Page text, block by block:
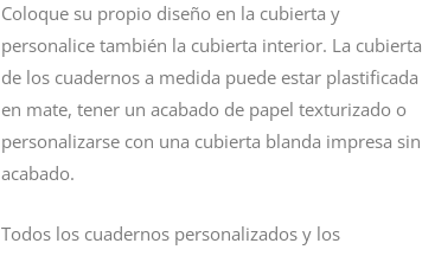
Coloque su propio diseño en la cubierta y
personalice también la cubierta interior. La cubierta
de los cuadernos a medida puede estar plastificada
en mate, tener un acabado de papel texturizado o
personalizarse con una cubierta blanda impresa sin
acabado.
Todos los cuadernos personalizados y los